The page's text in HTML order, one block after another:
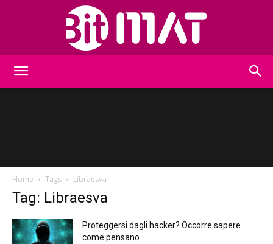
Home Tags Libraesva
Tag: Libraesva
Proteggersi dagli hacker? Occorre sapere
come pensano